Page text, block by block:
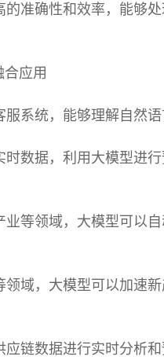
的准确性和效率，能够
应用
系统，能够理解自然
数据，利用大模型进
业等领域，大模型可以
领域，大模型可以加速
应链数据进行实时分析